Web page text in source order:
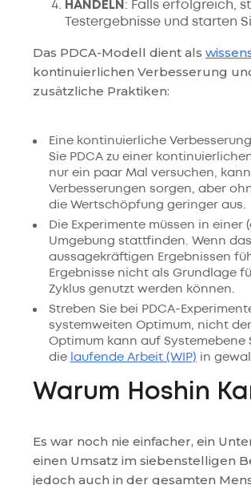
HANDELN : Falls erfolgreich,
Testergebnisse und starten
Das PDCA-Modell dient als
kontinuierlichen Verbesserung
zusätzliche Praktiken:
Eine kontinuierliche
Sie PDCA zu einer
nur ein paar Mal versuchen,
Verbesserungen sorgen, aber
die Wertschöpfung geringer aus.
Die Experimente müssen in
Umgebung stattfinden. Wenn
aussagekräftigen Ergebnissen
Ergebnisse nicht als Grundlage
Zyklus genutzt werden können.
Streben Sie bei PDCA-
systemweiten Optimum, nicht
Optimum kann auf
die laufende Arbeit (WIP) in
Warum Hoshin
Es war noch nie einfacher, ein
einen Umsatz im siebenstelligen
jedoch auch in der gesamten